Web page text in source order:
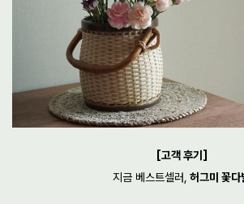
[고객 후기]
지금 베스트셀러, 허그미 꽃다